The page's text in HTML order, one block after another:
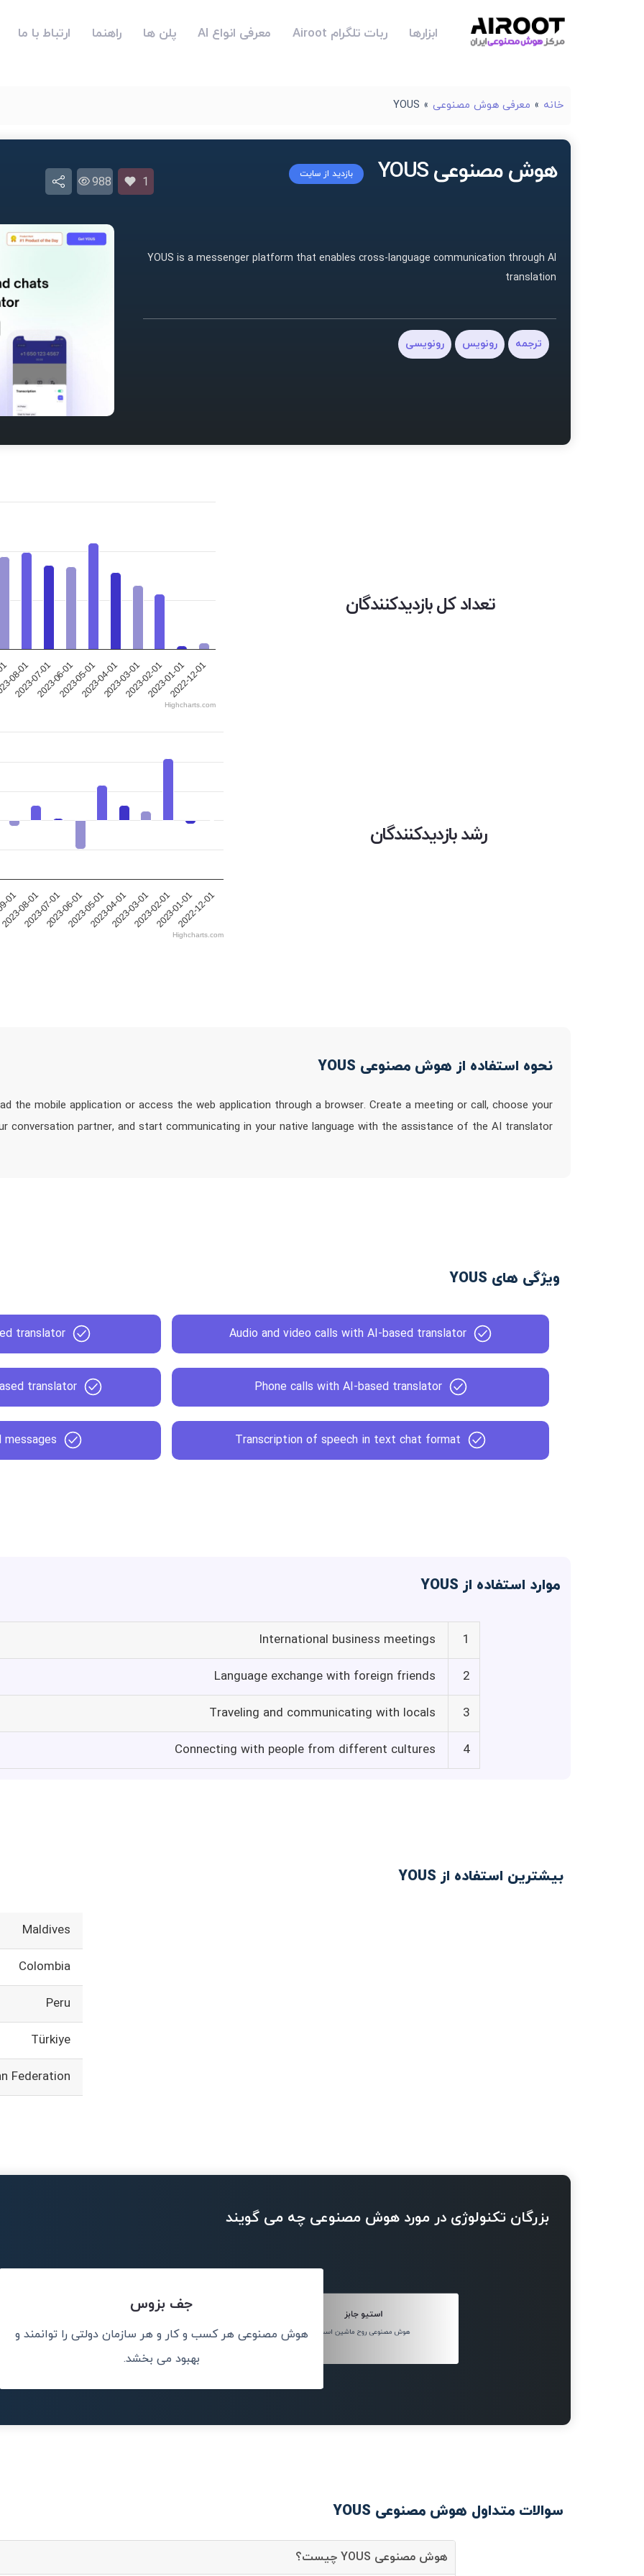
ابزارها ربات تلگرام Airoot معرفی انواع AI پلن ها راهنما ارتباط با ما
خانه » معرفی هوش مصنوعی »
YOUS
هوش مصنوعی YOUS بازدید از سایت
1
988
YOUS is a messenger platform that enables cross-language communication through AI
translation
ترجمه رونویس رونویسی
تعداد کل بازدیدکنندگان
08-01
2023-07-012023-06-012023-05-012023-04-012023-03-012023-02-012023-01-012022-12-01
Highcharts.com
رشد بازدیدکنندگان
01
2023-08-012023-07-012023-06-012023-05-012023-04-012023-03-012023-02-012023-01-012022-12-01
Highcharts.com
نحوه استفاده از هوش مصنوعی YOUS
the mobile application or access the web application through a browser. Create a meeting or call, choose your
conversation partner, and start communicating in your native language with the assistance of the AI translator
ویژگی های YOUS
Audio and video calls with AI-based translator
translator
Phone calls with AI-based translator
translator
Transcription of speech in text chat format
messages
موارد استفاده از YOUS
1
International business meetings
2
Language exchange with foreign friends
3
Traveling and communicating with locals
4
Connecting with people from different cultures
بیشترین استفاده از YOUS
Maldives
Colombia
Peru
Türkiye
Federation
بزرگان تکنولوژی در مورد هوش مصنوعی چه می گویند
استیو جابز
هوش مصنوعی روح ماشین است.
جف بزوس
هوش مصنوعی هر کسب و کار و هر سازمان دولتی را توانمند و
بهبود می بخشد.
من هوش مصنوعی
سوالات متداول هوش مصنوعی YOUS
هوش مصنوعی YOUS چیست؟